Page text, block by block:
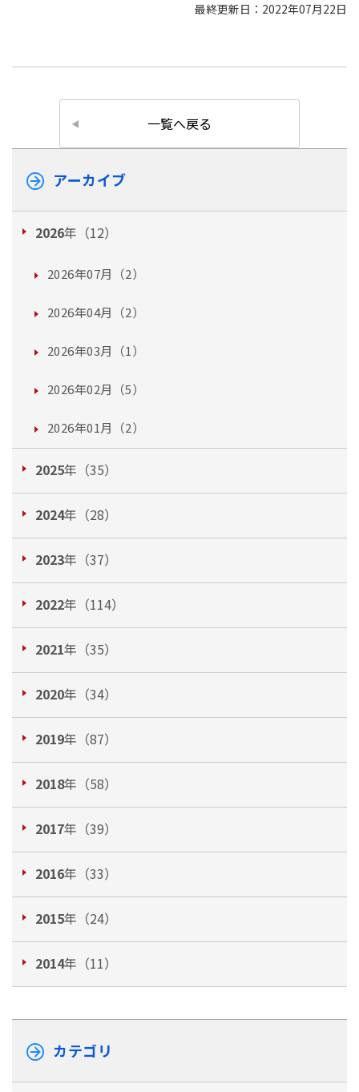
最終更新日：2022年07月22日
一覧へ戻る
アーカイブ
2026年（12）
2026年07月（2）
2026年04月（2）
2026年03月（1）
2026年02月（5）
2026年01月（2）
2025年（35）
2024年（28）
2023年（37）
2022年（114）
2021年（35）
2020年（34）
2019年（87）
2018年（58）
2017年（39）
2016年（33）
2015年（24）
2014年（11）
カテゴリ